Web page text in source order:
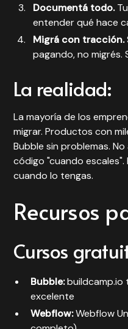
Documentá todo.
entender qué hace
Migrá con tracción.
pagando, no migrés.
La realidad:
La mayoría de los
migrar. Productos con
Bubble sin problemas.
código "cuando escales".
cuando lo tengas.
Recursos
Cursos
Bubble:buildcamp.io
excelente
Webflow:Webflow